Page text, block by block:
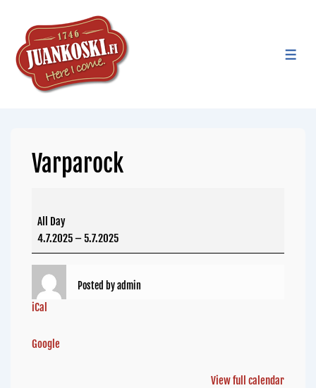
Varparock
All Day
4.7.2025– 5.7.2025
Posted byadmin
iCal
Google
View full calendar